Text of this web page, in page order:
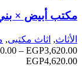
مكتب أبيض ×
الأثاث, اثاث مكتبى,
EGP3,620.00
–